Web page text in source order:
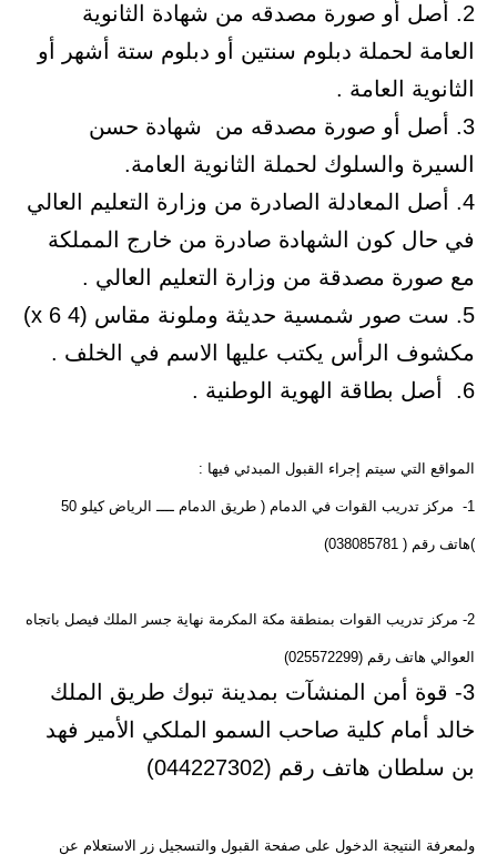
2. أصل أو صورة مصدقه من شهادة الثانوية
العامة لحملة دبلوم سنتين أو دبلوم ستة أشهر أو
الثانوية العامة .
3. أصل أو صورة مصدقه من شهادة حسن
السيرة والسلوك لحملة الثانوية العامة.
4. أصل المعادلة الصادرة من وزارة التعليم العالي
في حال كون الشهادة صادرة من خارج المملكة
مع صورة مصدقة من وزارة التعليم العالي .
5. ست صور شمسية حديثة وملونة مقاس (4 x 6)
مكشوف الرأس يكتب عليها الاسم في الخلف .
6. أصل بطاقة الهوية الوطنية .
المواقع التي سيتم إجراء القبول المبدئي فيها :
1- مركز تدريب القوات في الدمام ( طريق الدمام ــــ الرياض كيلو 50
)هاتف رقم ( 038085781)
2- مركز تدريب القوات بمنطقة مكة المكرمة نهاية جسر الملك فيصل باتجاه
العوالي هاتف رقم (025572299)
3- قوة أمن المنشآت بمدينة تبوك طريق الملك
خالد أمام كلية صاحب السمو الملكي الأمير فهد
بن سلطان هاتف رقم (044227302)
ولمعرفة النتيجة الدخول على صفحة القبول والتسجيل زر الاستعلام عن